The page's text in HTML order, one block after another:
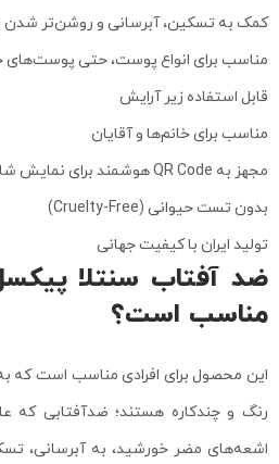
کمک به تسکین، آبرسانی و روشن‌تر
مناسب برای انواع پوست، حتی
قابل استفاده زیر آرایش
مناسب برای خانم‌ها و آقایان
مجهز به QR Code هوشمند برای نمایش شاخص UV و مقدار صحیح مصرف
بدون تست حیوانی (Cruelty-Free)
تولید ایران با کیفیت جهانی
ضد آفتاب سنتلا
مناسب است؟
این محصول برای افرادی مناسب است که
رنگ و چندکاره هستند؛ ضدآفتابی که
اشعه‌های مضر خورشید، به آبرسانی،